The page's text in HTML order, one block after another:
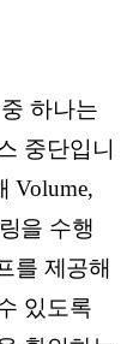
하나는
중단입니
Volume,
을 수행
를 제공해
있도록